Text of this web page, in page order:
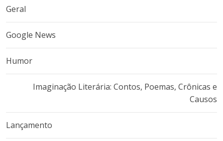
Geral
Google News
Humor
Imaginação Literária: Contos, Poemas, Crônicas e
Causos
Lançamento